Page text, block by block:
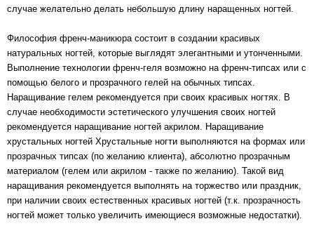
случае желательно делать небольшую длину наращенных ногтей.
Философия френч-маникюра состоит в создании красивых
натуральных ногтей, которые выглядят элегантными и утонченными.
Выполнение технологии френч-геля возможно на френч-типсах или с
помощью белого и прозрачного гелей на обычных типсах.
Наращивание гелем рекомендуется при своих красивых ногтях. В
случае необходимости эстетического улучшения своих ногтей
рекомендуется наращивание ногтей акрилом. Наращивание
хрустальных ногтей Хрустальные ногти выполняются на формах или
прозрачных типсах (по желанию клиента), абсолютно прозрачным
материалом (гелем или акрилом - также по желанию). Такой вид
наращивания рекомендуется выполнять на торжество или праздник,
при наличии своих естественных красивых ногтей (т.к. прозрачность
ногтей может только увеличить имеющиеся возможные недостатки).